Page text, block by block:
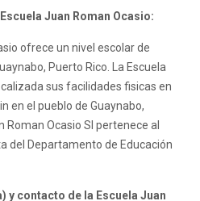
Juan Roman Ocasio:
ofrece un nivel escolar de
Puerto Rico. La Escuela
sus facilidades fisicas en
en el pueblo de Guaynabo,
Roman Ocasio SI pertenece al
del Departamento de Educación
y contacto de la Escuela Juan